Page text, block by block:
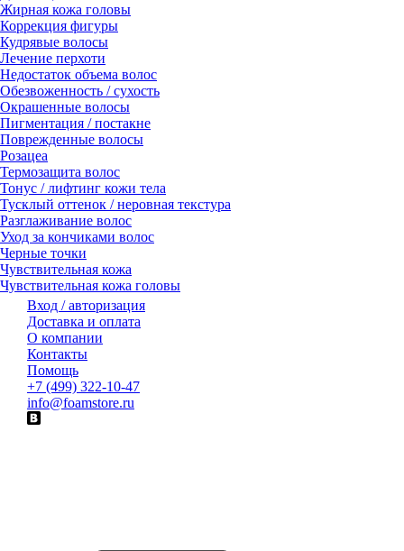
Жирная кожа головы
Коррекция фигуры
Кудрявые волосы
Лечение перхоти
Недостаток объема волос
Обезвоженность / сухость
Окрашенные волосы
Пигментация / постакне
Поврежденные волосы
Розацеа
Термозащита волос
Тонус / лифтинг кожи тела
Тусклый оттенок / неровная текстура
Разглаживание волос
Уход за кончиками волос
Черные точки
Чувствительная кожа
Чувствительная кожа головы
Вход / авторизация
Доставка и оплата
О компании
Контакты
Помощь
+7 (499) 322-10-47
info@foamstore.ru